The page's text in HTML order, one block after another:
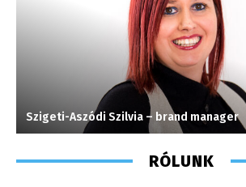
Szigeti-Aszódi Szilvia – brand manager
RÓLUNK